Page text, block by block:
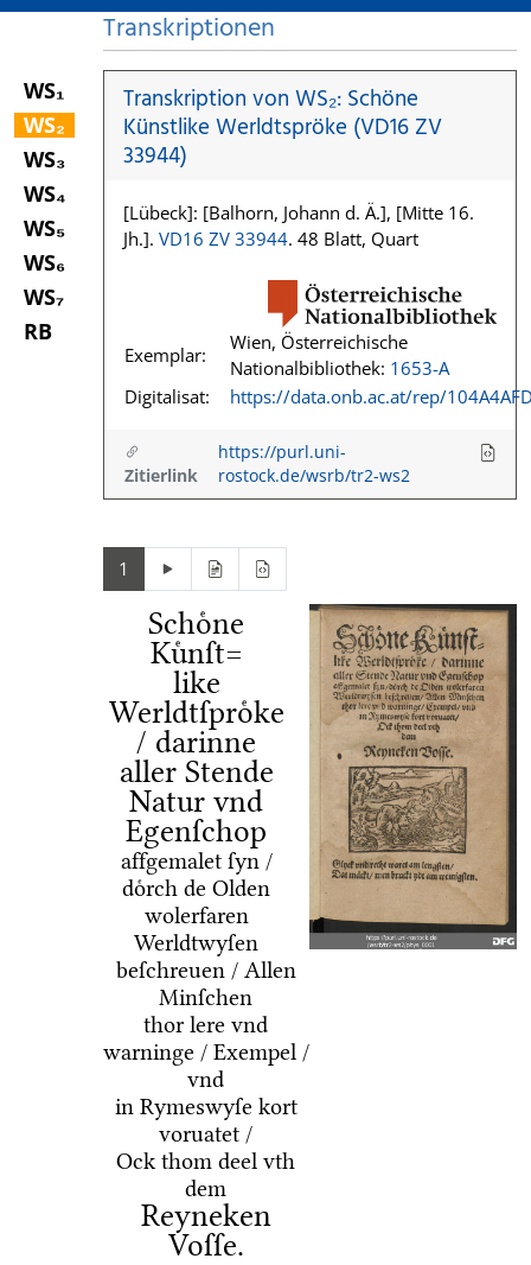
WS₁
WS₂
WS₃
WS₄
WS₅
WS₆
WS₇
RB
Transkriptionen
Transkription von WS₂: Schöne
Künstlike Werldtspröke (VD16 ZV
33944)
[Lübeck]: [Balhorn, Johann d. Ä.], [Mitte 16.
Jh.]. VD16 ZV 33944. 48 Blatt, Quart
Exemplar:
Wien, Österreichische
Nationalbibliothek: 1653-A
Digitalisat:
https://data.onb.ac.at/rep/
Zitierlink
https://purl.uni-
rostock.de/wsrb/tr2-ws2
1
Schoͤne
Kuͤnſt=
like
Werldtſproͤke
/ darinne
aller Stende
Natur vnd
Egenſchop
affgemalet ſyn /
doͤrch de Olden
wolerfaren
Werldtwyſen
beſchreuen / Allen
Minſchen
thor lere vnd
warninge / Exempel /
vnd
in Rymeswyſe kort
voruatet /
Ock thom deel vth
dem
Reyneken
Voſſe.